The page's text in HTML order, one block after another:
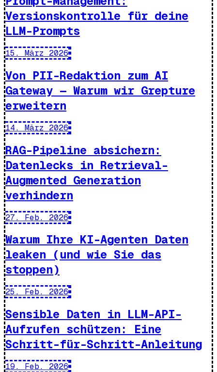
Versionskontrolle für deine
LLM-Prompts
15. März 2026
Von PII-Redaktion zum AI
Gateway — Warum wir Grepture
erweitern
14. März 2026
RAG-Pipeline absichern:
Datenlecks in Retrieval-
Augmented Generation
verhindern
27. Feb. 2026
Warum Ihre KI-Agenten Daten
leaken (und wie Sie das
stoppen)
25. Feb. 2026
Sensible Daten in LLM-API-
Aufrufen schützen: Eine
Schritt-für-Schritt-Anleitung
19. Feb. 2026